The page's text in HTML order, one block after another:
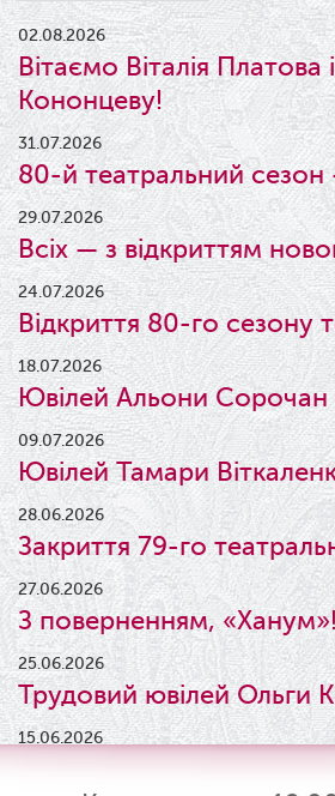
02.08.2026
Вітаємо Віталія Платова
Кононцеву!
31.07.2026
80-й театральний сезон
29.07.2026
Всіх — з відкриттям
24.07.2026
Відкриття 80-го сезону
18.07.2026
Ювілей Альони Сорочан
09.07.2026
Ювілей Тамари
28.06.2026
Закриття 79-го
27.06.2026
З поверненням,
25.06.2026
Трудовий ювілей Ольги
15.06.2026
Результати конкурсу